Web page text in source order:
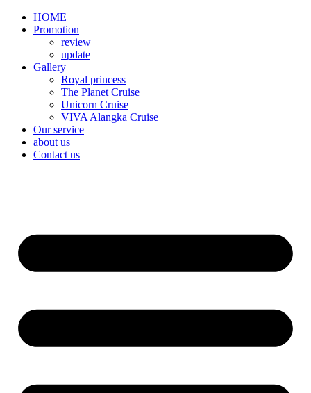
HOME
Promotion​
review
update
Gallery
Royal princess
The Planet Cruise
Unicorn Cruise
VIVA Alangka Cruise
Our service
about us
Contact us